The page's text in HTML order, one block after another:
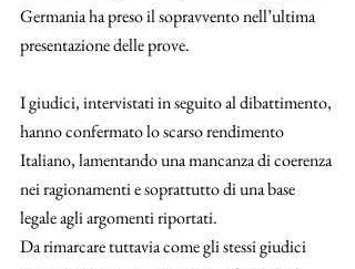
Germania ha preso il sopravvento nell’ultima
presentazione delle prove.
I giudici, intervistati in seguito al dibattimento,
hanno confermato lo scarso rendimento
Italiano, lamentando una mancanza di coerenza
nei ragionamenti e soprattutto di una base
legale agli argomenti riportati.
Da rimarcare tuttavia come gli stessi giudici